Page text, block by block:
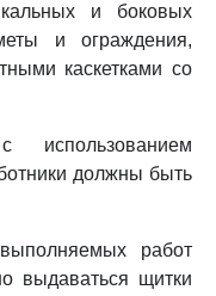
и боковых
и ограждения,
каскетками со
должны быть
работ
выдаваться щитки